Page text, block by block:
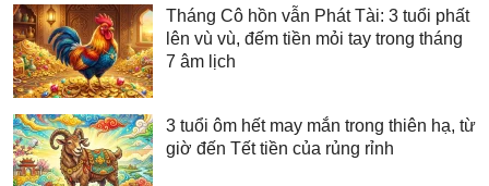
Tháng Cô hồn vẫn Phát Tài: 3 tuổi phất
lên vù vù, đếm tiền mỏi tay trong tháng
7 âm lịch
3 tuổi ôm hết may mắn trong thiên hạ, từ
giờ đến Tết tiền của rủng rỉnh